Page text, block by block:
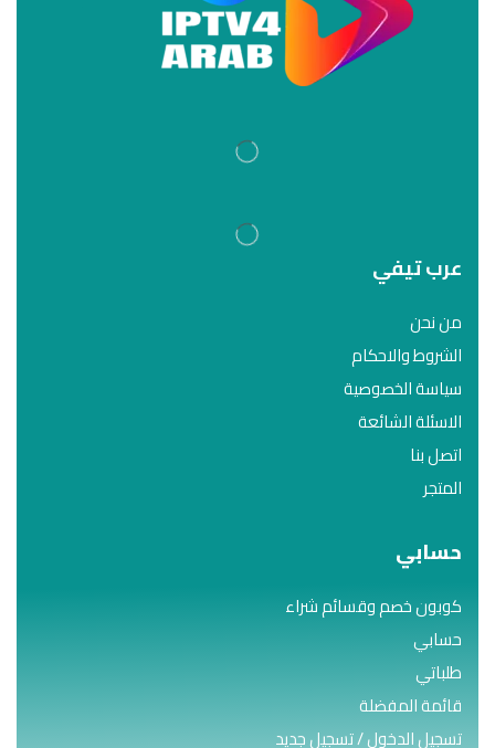
عرب تيفي
من نحن
الشروط والاحكام
سياسة الخصوصية
الاسئلة الشائعة
اتصل بنا
المتجر
حسابي
كوبون خصم وقسائم شراء
حسابي
طلباتي
قائمة المفضلة
تسجيل الدخول / تسجيل جديد